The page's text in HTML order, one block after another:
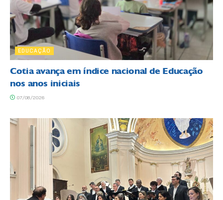
EDUCAÇÃO
Cotia avança em índice nacional de Educação
nos anos iniciais
07/08/2026